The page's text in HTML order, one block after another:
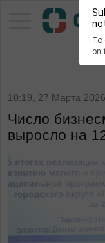
To
on
10:19, 27 Марта
Число
выросло на